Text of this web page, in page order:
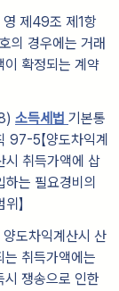
영 제49조 제1항
의 경우에는 거래
이 확정되는 계약
소득세법기본통
97-5【양도차익계
시 취득가액에 삽
하는 필요경비의
위】
도차익계산시 산
는 취득가액에는
시 쟁송으로 인한